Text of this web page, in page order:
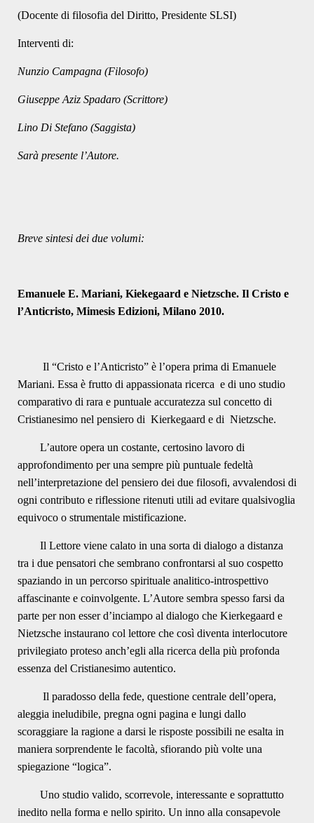
(Docente di filosofia del Diritto, Presidente SLSI)
Interventi di:
Nunzio Campagna (Filosofo)
Giuseppe Aziz Spadaro (Scrittore)
Lino Di Stefano (Saggista)
Sarà presente l’Autore.
Breve sintesi dei due volumi:
Emanuele E. Mariani, Kiekegaard e Nietzsche. Il Cristo e
l’Anticristo, Mimesis Edizioni, Milano 2010.
Il “Cristo e l’Anticristo” è l’opera prima di Emanuele
Mariani. Essa è frutto di appassionata ricerca e di uno studio
comparativo di rara e puntuale accuratezza sul concetto di
Cristianesimo nel pensiero di Kierkegaard e di Nietzsche.
L’autore opera un costante, certosino lavoro di
approfondimento per una sempre più puntuale fedeltà
nell’interpretazione del pensiero dei due filosofi, avvalendosi di
ogni contributo e riflessione ritenuti utili ad evitare qualsivoglia
equivoco o strumentale mistificazione.
Il Lettore viene calato in una sorta di dialogo a distanza
tra i due pensatori che sembrano confrontarsi al suo cospetto
spaziando in un percorso spirituale analitico-introspettivo
affascinante e coinvolgente. L’Autore sembra spesso farsi da
parte per non esser d’inciampo al dialogo che Kierkegaard e
Nietzsche instaurano col lettore che così diventa interlocutore
privilegiato proteso anch’egli alla ricerca della più profonda
essenza del Cristianesimo autentico.
Il paradosso della fede, questione centrale dell’opera,
aleggia ineludibile, pregna ogni pagina e lungi dallo
scoraggiare la ragione a darsi le risposte possibili ne esalta in
maniera sorprendente le facoltà, sfiorando più volte una
spiegazione “logica”.
Uno studio valido, scorrevole, interessante e soprattutto
inedito nella forma e nello spirito. Un inno alla consapevole